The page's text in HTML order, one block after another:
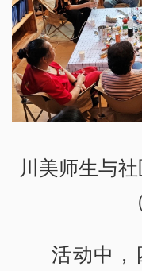
川美师生与
活动中，